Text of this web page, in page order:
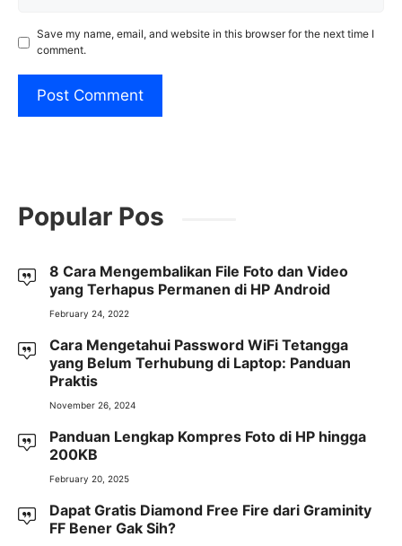
Save my name, email, and website in this browser for the next time I
comment.
Popular Pos
8 Cara Mengembalikan File Foto dan Video
yang Terhapus Permanen di HP Android
February 24, 2022
Cara Mengetahui Password WiFi Tetangga
yang Belum Terhubung di Laptop: Panduan
Praktis
November 26, 2024
Panduan Lengkap Kompres Foto di HP hingga
200KB
February 20, 2025
Dapat Gratis Diamond Free Fire dari Graminity
FF Bener Gak Sih?